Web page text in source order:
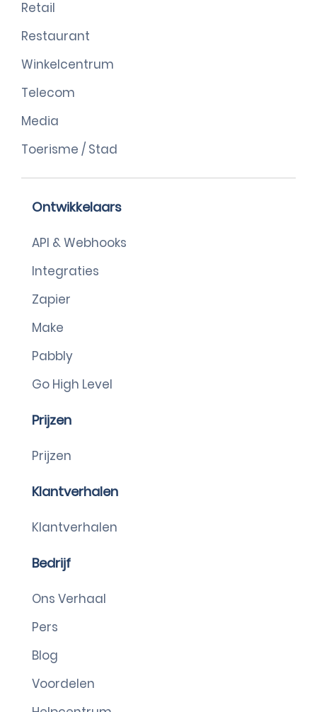
Retail
Restaurant
Winkelcentrum
Telecom
Media
Toerisme / Stad
Ontwikkelaars
API & Webhooks
Integraties
Zapier
Make
Pabbly
Go High Level
Prijzen
Prijzen
Klantverhalen
Klantverhalen
Bedrijf
Ons Verhaal
Pers
Blog
Voordelen